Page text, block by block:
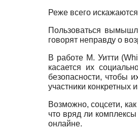
Реже всего
Пользоваться
говорят неправду о
В работе М. Уитти
касается их
безопасности, чтобы
участники конкретных
Возможно, соцсети,
что вряд ли
онлайне.